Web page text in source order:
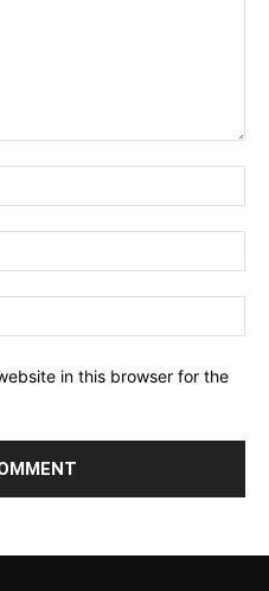
in this browser for the